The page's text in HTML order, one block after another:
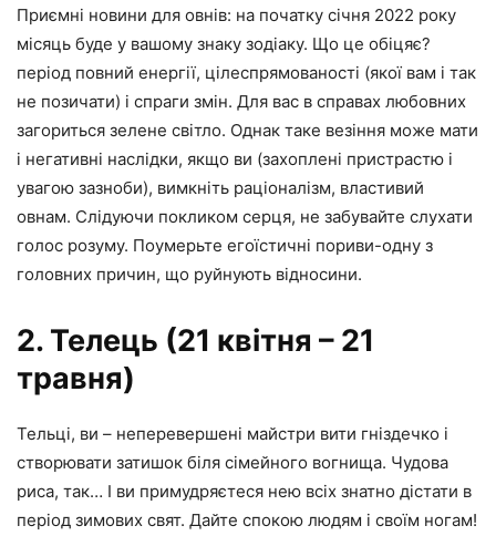
Приємні новини для овнів: на початку січня 2022 року
місяць буде у вашому знаку зодіаку. Що це обіцяє?
період повний енергії, цілеспрямованості (якої вам і так
не позичати) і спраги змін. Для вас в справах любовних
загориться зелене світло. Однак таке везіння може мати
і негативні наслідки, якщо ви (захоплені пристрастю і
увагою зазноби), вимкніть раціоналізм, властивий
овнам. Слідуючи покликом серця, не забувайте слухати
голос розуму. Поумерьте егоїстичні пориви-одну з
головних причин, що руйнують відносини.
2. Телець (21 квітня – 21
травня)
Тельці, ви – неперевершені майстри вити гніздечко і
створювати затишок біля сімейного вогнища. Чудова
риса, так… І ви примудряєтеся нею всіх знатно дістати в
період зимових свят. Дайте спокою людям і своїм ногам!